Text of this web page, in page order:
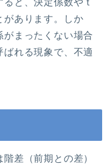
と、決定係数やｔ
があります。しか
がまったくない場合
ばれる現象で、不適
差（前期との差）